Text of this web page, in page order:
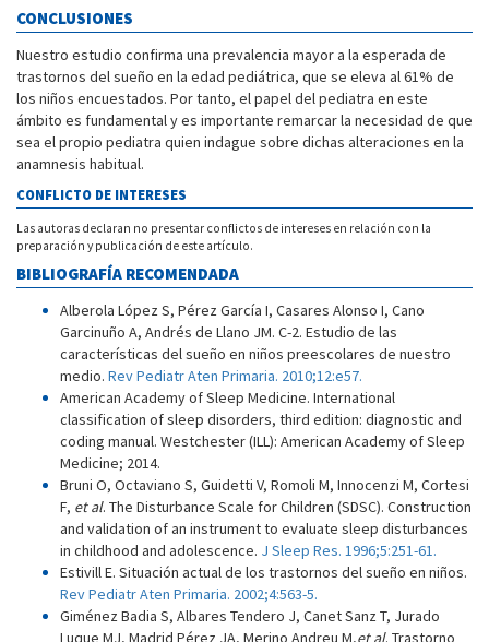
CONCLUSIONES
Nuestro estudio confirma una prevalencia mayor a la esperada de
trastornos del sueño en la edad pediátrica, que se eleva al 61% de
los niños encuestados. Por tanto, el papel del pediatra en este
ámbito es fundamental y es importante remarcar la necesidad de que
sea el propio pediatra quien indague sobre dichas alteraciones en la
anamnesis habitual.
CONFLICTO DE INTERESES
Las autoras declaran no presentar conflictos de intereses en relación con la
preparación y publicación de este artículo.
BIBLIOGRAFÍA RECOMENDADA
Alberola López S, Pérez García I, Casares Alonso I, Cano
Garcinuño A, Andrés de Llano JM. C-2. Estudio de las
características del sueño en niños preescolares de nuestro
medio. Rev Pediatr Aten Primaria. 2010;12:e57.
American Academy of Sleep Medicine. International
classification of sleep disorders, third edition: diagnostic and
coding manual. Westchester (ILL): American Academy of Sleep
Medicine; 2014.
Bruni O, Octaviano S, Guidetti V, Romoli M, Innocenzi M, Cortesi
F, et al. The Disturbance Scale for Children (SDSC). Construction
and validation of an instrument to evaluate sleep disturbances
in childhood and adolescence. J Sleep Res. 1996;5:251-61.
Estivill E. Situación actual de los trastornos del sueño en niños.
Rev Pediatr Aten Primaria. 2002;4:563-5.
Giménez Badia S, Albares Tendero J, Canet Sanz T, Jurado
Luque MJ, Madrid Pérez JA, Merino Andreu M,et al. Trastorno